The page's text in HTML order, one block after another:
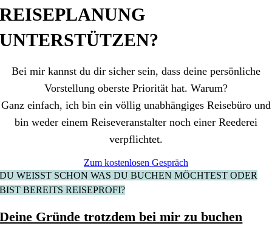
REISEPLANUNG
UNTERSTÜTZEN?
Bei mir kannst du dir sicher sein, dass deine persönliche
Vorstellung oberste Priorität hat. Warum?
Ganz einfach, ich bin ein völlig unabhängiges Reisebüro und
bin weder einem Reiseveranstalter noch einer Reederei
verpflichtet.
Zum kostenlosen Gespräch
DU WEISST SCHON WAS DU BUCHEN MÖCHTEST ODER B
IST BEREITS REISEPROFI?
Deine Gründe trotzdem bei mir zu buchen